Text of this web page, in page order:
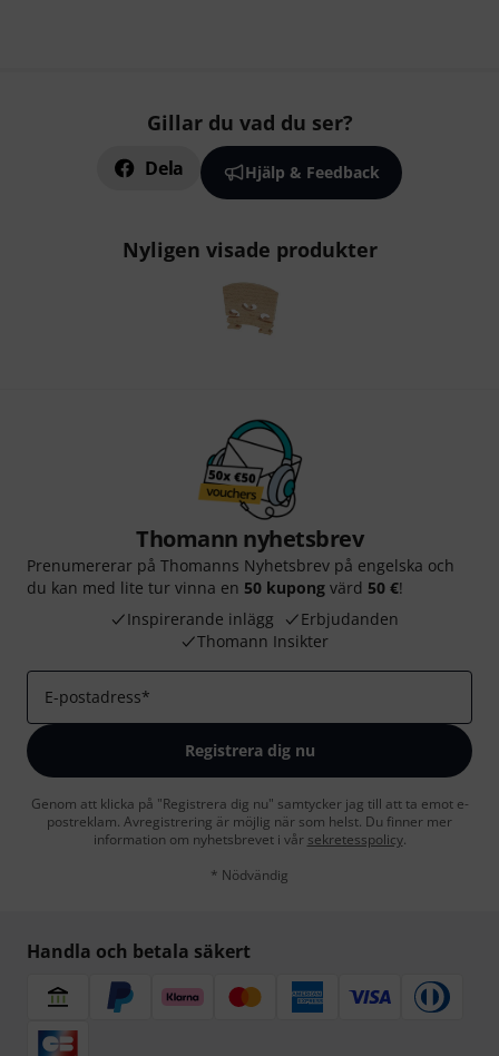
Gillar du vad du ser?
Dela Hjälp & Feedback
Nyligen visade produkter
Thomann nyhetsbrev
Prenumererar på Thomanns Nyhetsbrev på engelska och
du kan med lite tur vinna en 50 kupong värd 50 €!
Inspirerande inlägg
Erbjudanden
Thomann Insikter
E-postadress*
Registrera dig nu
Genom att klicka på "Registrera dig nu" samtycker jag till att ta emot e-
postreklam. Avregistrering är möjlig när som helst. Du finner mer
information om nyhetsbrevet i vår sekretesspolicy.
* Nödvändig
Handla och betala säkert